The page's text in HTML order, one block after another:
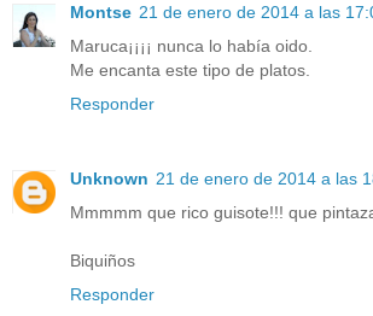
Montse 21 de enero de 2014 a las
Maruca¡¡¡¡ nunca lo había oido.
Me encanta este tipo de platos.
Responder
Unknown 21 de enero de 2014 a las
Mmmmm que rico guisote!!! que
Biquiños
Responder